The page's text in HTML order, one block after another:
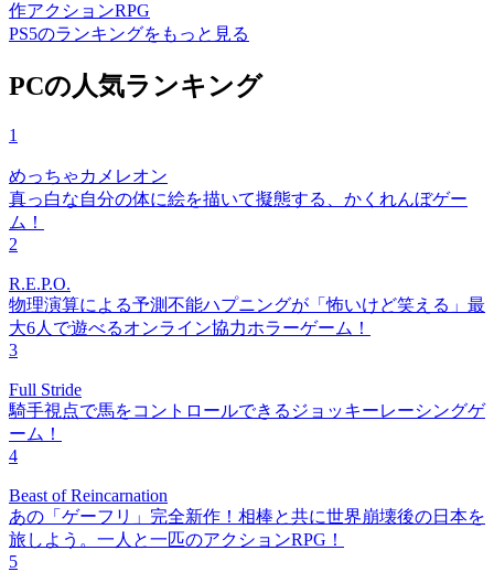
作アクションRPG
PS5のランキングをもっと見る
PCの人気ランキング
1
めっちゃカメレオン
真っ白な自分の体に絵を描いて擬態する、かくれんぼゲー
ム！
2
R.E.P.O.
物理演算による予測不能ハプニングが「怖いけど笑える」最
大6人で遊べるオンライン協力ホラーゲーム！
3
Full Stride
騎手視点で馬をコントロールできるジョッキーレーシングゲ
ーム！
4
Beast of Reincarnation
あの「ゲーフリ」完全新作！相棒と共に世界崩壊後の日本を
旅しよう。一人と一匹のアクションRPG！
5